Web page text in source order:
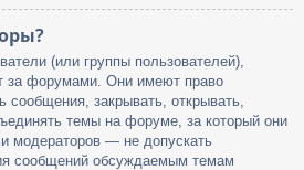
(или группы пользователей),
за форумами. Они имеют право
сообщения, закрывать, открывать,
темы на форуме, за который они
модераторов — не допускать
сообщений обсуждаемым темам